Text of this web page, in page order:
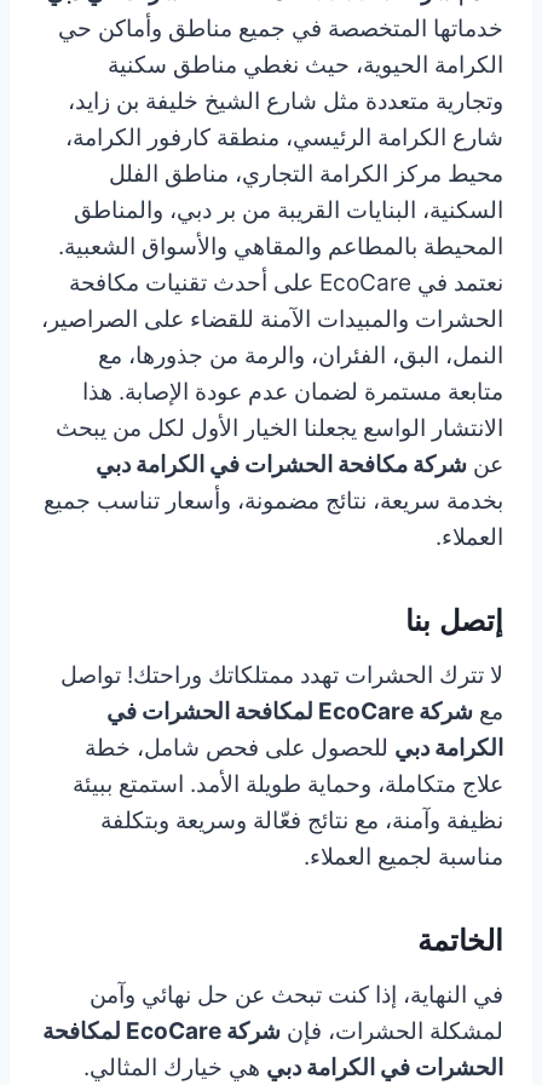
خدماتها المتخصصة في جميع مناطق وأماكن حي
الكرامة الحيوية، حيث نغطي مناطق سكنية
وتجارية متعددة مثل شارع الشيخ خليفة بن زايد،
شارع الكرامة الرئيسي، منطقة كارفور الكرامة،
محيط مركز الكرامة التجاري، مناطق الفلل
السكنية، البنايات القريبة من بر دبي، والمناطق
المحيطة بالمطاعم والمقاهي والأسواق الشعبية.
نعتمد في EcoCare على أحدث تقنيات مكافحة
الحشرات والمبيدات الآمنة للقضاء على الصراصير،
النمل، البق، الفئران، والرمة من جذورها، مع
متابعة مستمرة لضمان عدم عودة الإصابة. هذا
الانتشار الواسع يجعلنا الخيار الأول لكل من يبحث
عن شركة مكافحة الحشرات في الكرامة دبي
بخدمة سريعة، نتائج مضمونة، وأسعار تناسب جميع
العملاء.
إتصل بنا
لا تترك الحشرات تهدد ممتلكاتك وراحتك! تواصل
مع
شركة EcoCare لمكافحة الحشرات في
الكرامة دبي للحصول على فحص شامل، خطة
علاج متكاملة، وحماية طويلة الأمد. استمتع ببيئة
نظيفة وآمنة، مع نتائج فعّالة وسريعة وبتكلفة
مناسبة لجميع العملاء.
الخاتمة
في النهاية، إذا كنت تبحث عن حل نهائي وآمن
لمشكلة الحشرات، فإن
شركة EcoCare لمكافحة
الحشرات في الكرامة دبي هي خيارك المثالي.